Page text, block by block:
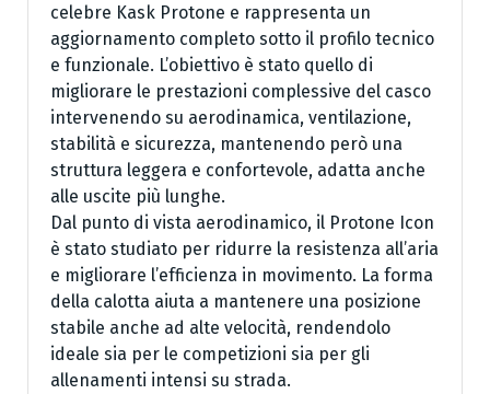
celebre Kask Protone e rappresenta un
aggiornamento completo sotto il profilo tecnico
e funzionale. L’obiettivo è stato quello di
migliorare le prestazioni complessive del casco
intervenendo su aerodinamica, ventilazione,
stabilità e sicurezza, mantenendo però una
struttura leggera e confortevole, adatta anche
alle uscite più lunghe.
Dal punto di vista aerodinamico, il Protone Icon
è stato studiato per ridurre la resistenza all’aria
e migliorare l’efficienza in movimento. La forma
della calotta aiuta a mantenere una posizione
stabile anche ad alte velocità, rendendolo
ideale sia per le competizioni sia per gli
allenamenti intensi su strada.